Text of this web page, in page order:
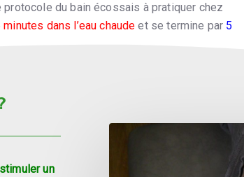
du bain écossais à pratiquer chez
minutes dans l’eau chaude et se termine par 5
un